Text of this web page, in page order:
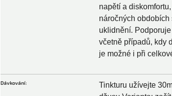
napětí a
náročných
uklidnění.
včetně případů, kdy
je možné i při
Dávkování:
Tinkturu užívejte